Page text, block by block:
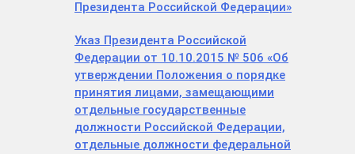
Президента Российской Федерации»
Указ Президента Российской
Федерации от 10.10.2015 № 506 «Об
утверждении Положения о порядке
принятия лицами, замещающими
отдельные государственные
должности Российской Федерации,
отдельные должности федеральной